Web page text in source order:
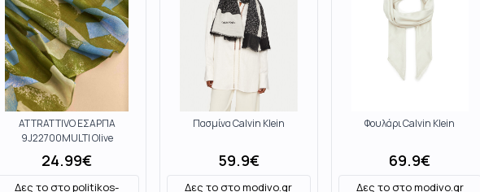
ATTRATTIVO ΕΣΑΡΠΑ
9J22700MULTI Olive
24.99€
Δες το στοpolitikos-
Πασμίνα Calvin Klein
59.9€
Δες το στοmodivo.gr
Φουλάρι Calvin Klein
69.9€
Δες το στοmodivo.gr